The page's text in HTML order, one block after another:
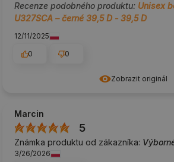
Zobrazit originál
Recenze podobného produktu: Unisex
U327SCA – černé 39,5 D - 39,5 D
12/11/2025
0
0
Marcin
5
Známka produktu od zákazníka:
3/26/2026